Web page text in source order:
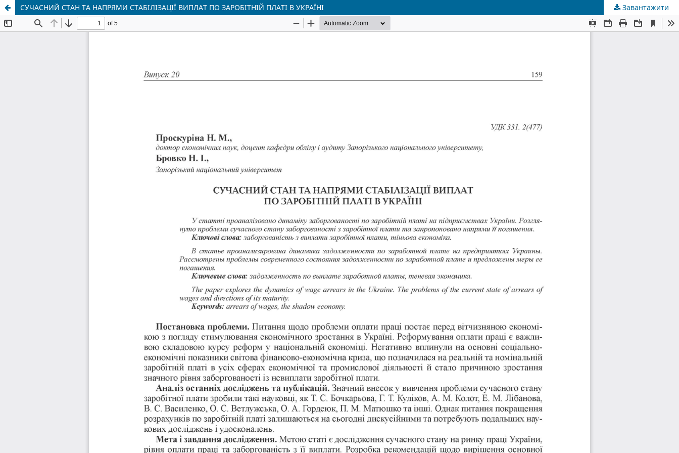
СУЧАСНИЙ СТАН ТА НАПРЯМИ СТАБІЛІЗАЦІЇ ВИПЛАТ ПО ЗАРОБІТНІЙ ПЛАТІ В УКРАЇНІ Завантажити